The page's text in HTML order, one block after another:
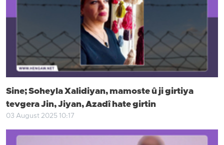
Sine; Soheyla Xalidiyan, mamoste û ji girtiya
tevgera Jin, Jiyan, Azadî hate girtin
03 August 2025 10:17